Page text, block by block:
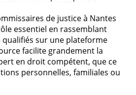
de justice à Nantes
essentiel en rassemblant
qualifiés sur une plateforme
facilite grandement la
en droit compétent, que ce
personnelles, familiales ou